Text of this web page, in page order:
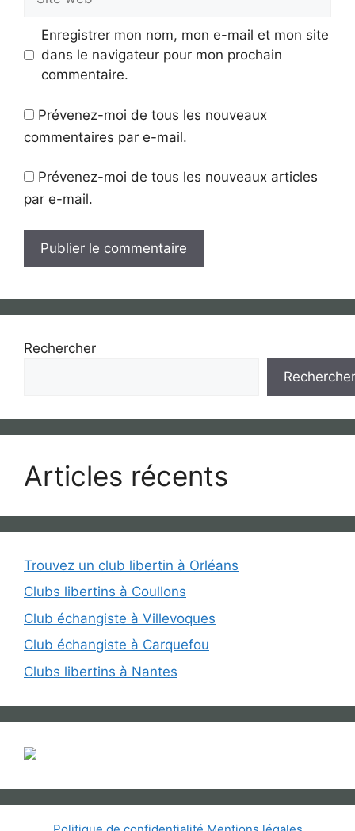
web
Enregistrer mon nom, mon e-mail et mon site
dans le navigateur pour mon prochain
commentaire.
Prévenez-moi de tous les nouveaux
commentaires par e-mail.
Prévenez-moi de tous les nouveaux articles
par e-mail.
Rechercher
Rechercher
Articles récents
Trouvez un club libertin à Orléans
Clubs libertins à Coullons
Club échangiste à Villevoques
Club échangiste à Carquefou
Clubs libertins à Nantes